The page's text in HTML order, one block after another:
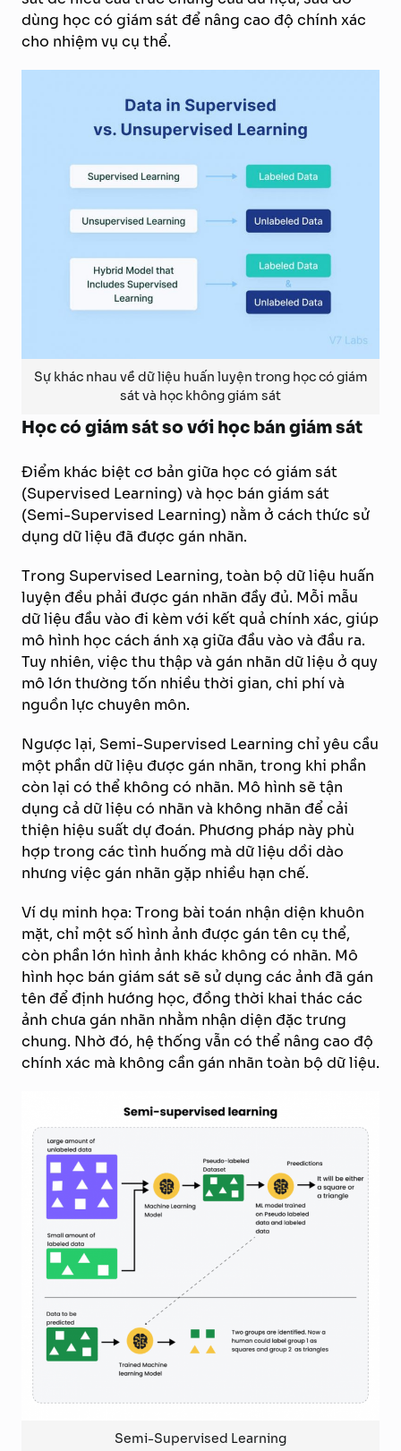
dùng học có giám sát để nâng cao độ chính xác
cho nhiệm vụ cụ thể.
Sự khác nhau về dữ liệu huấn luyện trong học có giám
sát và học không giám sát
Học có giám sát so với học bán giám sát
Điểm khác biệt cơ bản giữa học có giám sát
(Supervised Learning) và học bán giám sát
(Semi-Supervised Learning) nằm ở cách thức sử
dụng dữ liệu đã được gán nhãn.
Trong Supervised Learning, toàn bộ dữ liệu huấn
luyện đều phải được gán nhãn đầy đủ. Mỗi mẫu
dữ liệu đầu vào đi kèm với kết quả chính xác, giúp
mô hình học cách ánh xạ giữa đầu vào và đầu ra.
Tuy nhiên, việc thu thập và gán nhãn dữ liệu ở quy
mô lớn thường tốn nhiều thời gian, chi phí và
nguồn lực chuyên môn.
Ngược lại, Semi-Supervised Learning chỉ yêu cầu
một phần dữ liệu được gán nhãn, trong khi phần
còn lại có thể không có nhãn. Mô hình sẽ tận
dụng cả dữ liệu có nhãn và không nhãn để cải
thiện hiệu suất dự đoán. Phương pháp này phù
hợp trong các tình huống mà dữ liệu dồi dào
nhưng việc gán nhãn gặp nhiều hạn chế.
Ví dụ minh họa: Trong bài toán nhận diện khuôn
mặt, chỉ một số hình ảnh được gán tên cụ thể,
còn phần lớn hình ảnh khác không có nhãn. Mô
hình học bán giám sát sẽ sử dụng các ảnh đã gán
tên để định hướng học, đồng thời khai thác các
ảnh chưa gán nhãn nhằm nhận diện đặc trưng
chung. Nhờ đó, hệ thống vẫn có thể nâng cao độ
chính xác mà không cần gán nhãn toàn bộ dữ liệu.
Semi-Supervised Learning